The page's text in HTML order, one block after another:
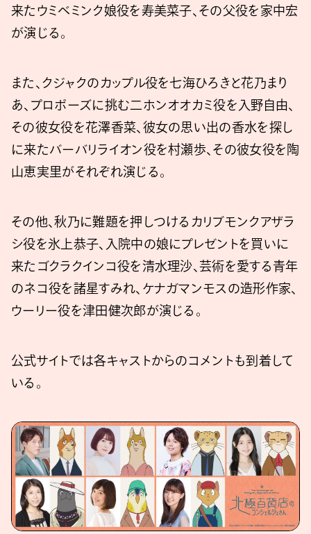
来たウミベミンク娘役を寿美菜子、その父役を家中宏
が演じる。
また、クジャクのカップル役を七海ひろきと花乃まり
あ、プロポーズに挑む二ホンオオカミ役を入野自由、
その彼女役を花澤香菜、彼女の思い出の香水を探し
に来たバーバリライオン役を村瀬歩、その彼女役を陶
山恵実里がそれぞれ演じる。
その他、秋乃に難題を押しつけるカリブモンクアザラ
シ役を氷上恭子、入院中の娘にプレゼントを買いに
来たゴクラクインコ役を清水理沙、芸術を愛する青年
のネコ役を諸星すみれ、ケナガマンモスの造形作家、
ウーリー役を津田健次郎が演じる。
公式サイトでは各キャストからのコメントも到着して
いる。